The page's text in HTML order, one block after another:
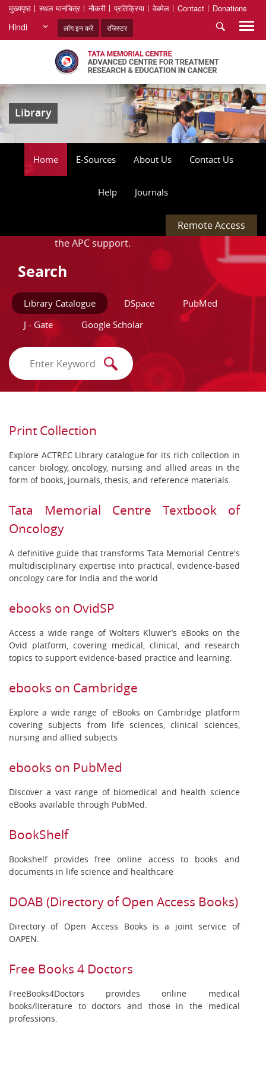
मुख्यपृष्ठ स्थल मानचित्र नौकरी प्रतिक्रिया वेबमेल Contact Donations
Hindi लॉग इन करें रजिस्टर
Library
Home E-Sources About Us Contact Us
Help Journals
Remote Access
with the APC support.
Search
Library Catalogue DSpace
PubMed
J - Gate
Google Scholar
Print Collection
Explore ACTREC Library catalogue for its rich collection in
cancer biology, oncology, nursing and allied areas in the
form of books, journals, thesis, and reference materials.
Tata Memorial Centre Textbook of
Oncology
A definitive guide that transforms Tata Memorial Centre's
multidisciplinary expertise into practical, evidence-based
oncology care for India and the world
ebooks on OvidSP
Access a wide range of Wolters Kluwer’s eBooks on the
Ovid platform, covering medical, clinical, and research
topics to support evidence-based practice and learning.
ebooks on Cambridge
Explore a wide range of eBooks on Cambridge platform
covering subjects from life sciences, clinical sciences,
nursing and allied subjects
ebooks on PubMed
Discover a vast range of biomedical and health science
eBooks available through PubMed.
BookShelf
Bookshelf provides free online access to books and
documents in life science and healthcare
DOAB (Directory of Open Access Books)
Directory of Open Access Books is a joint service of
OAPEN.
Free Books 4 Doctors
FreeBooks4Doctors provides online medical
books/literature to doctors and those in the medical
professions.